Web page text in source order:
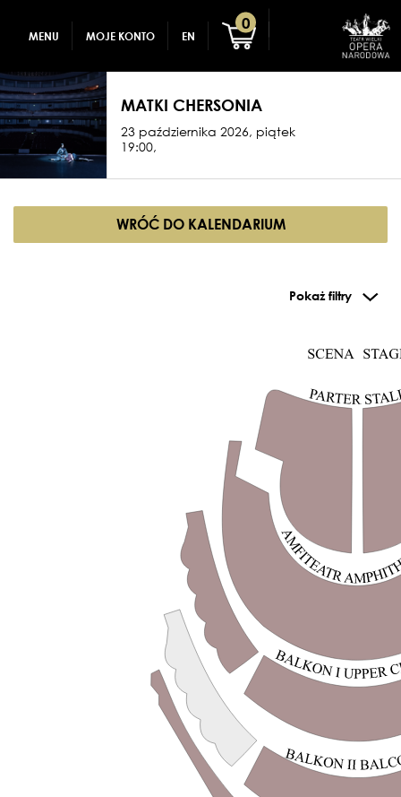
MENU MOJE KONTO EN
0
DLA DZIECI
ZALOGUJ
MATKI CHERSONIA
23 października 2026, piątek
19:00,
WRÓĆ DO KALENDARIUM
Pokaż filtry